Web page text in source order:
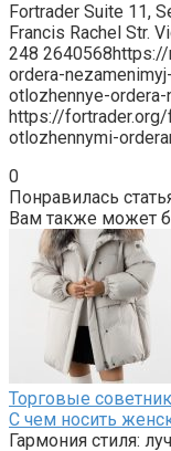
Fortrader Suite 11,
Francis Rachel Str.
248
ordera-
otlozhennye-
https://
otlozhennymi-
0
Понравилась
Вам также может
Торговые
С чем носить
Гармония стиля: